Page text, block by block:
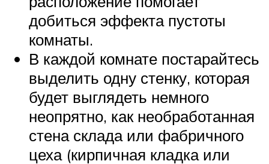
добиться эффекта пустоты
комнаты.
В каждой комнате постарайтесь
выделить одну стенку, которая
будет выглядеть немного
неопрятно, как необработанная
стена склада или фабричного
цеха (кирпичная кладка или